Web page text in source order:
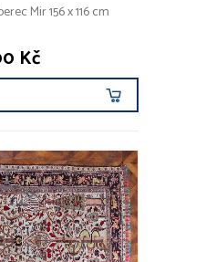
Mir 156 x 116 cm
Kč